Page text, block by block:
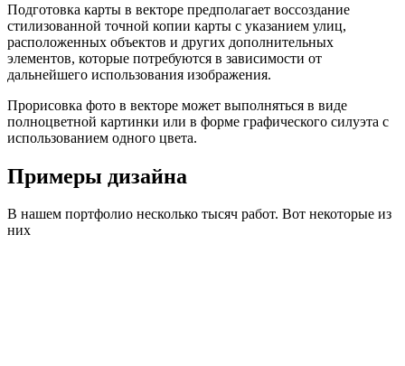
Подготовка карты в векторе предполагает воссоздание
стилизованной точной копии карты с указанием улиц,
расположенных объектов и других дополнительных
элементов, которые потребуются в зависимости от
дальнейшего использования изображения.
Прорисовка фото в векторе может выполняться в виде
полноцветной картинки или в форме графического силуэта с
использованием одного цвета.
Примеры дизайна
В нашем портфолио несколько тысяч работ. Вот некоторые из
них